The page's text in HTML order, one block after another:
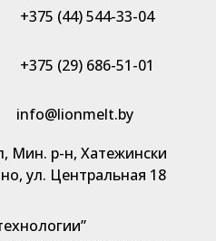
+375 (44) 544-33-04
+375 (29) 686-51-01
info@lionmelt.by
Мин. р-н, Хатежински
ул. Центральная 18